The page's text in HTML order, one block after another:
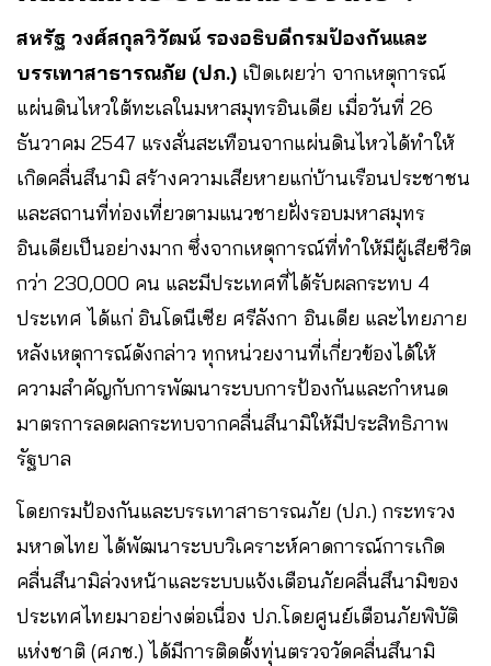
สหรัฐ วงศ์สกุลวิวัฒน์ รองอธิบดีกรมป้องกันและ
บรรเทาสาธารณภัย (ปภ.) เปิดเผยว่า จากเหตุการณ์
แผ่นดินไหวใต้ทะเลในมหาสมุทรอินเดีย เมื่อวันที่ 26
ธันวาคม 2547 แรงสั่นสะเทือนจากแผ่นดินไหวได้ทำให้
เกิดคลื่นสึนามิ สร้างความเสียหายแก่บ้านเรือนประชาชน
และสถานที่ท่องเที่ยวตามแนวชายฝั่งรอบมหาสมุทร
อินเดียเป็นอย่างมาก ซึ่งจากเหตุการณ์ที่ทำให้มีผู้เสียชีวิต
กว่า 230,000 คน และมีประเทศที่ได้รับผลกระทบ 4
ประเทศ ได้แก่ อินโดนีเซีย ศรีลังกา อินเดีย และไทยภาย
หลังเหตุการณ์ดังกล่าว ทุกหน่วยงานที่เกี่ยวข้องได้ให้
ความสำคัญกับการพัฒนาระบบการป้องกันและกำหนด
มาตรการลดผลกระทบจากคลื่นสึนามิให้มีประสิทธิภาพ
รัฐบาล
โดยกรมป้องกันและบรรเทาสาธารณภัย (ปภ.) กระทรวง
มหาดไทย ได้พัฒนาระบบวิเคราะห์คาดการณ์การเกิด
คลื่นสึนามิล่วงหน้าและระบบแจ้งเตือนภัยคลื่นสึนามิของ
ประเทศไทยมาอย่างต่อเนื่อง ปภ.โดยศูนย์เตือนภัยพิบัติ
แห่งชาติ (ศภช.) ได้มีการติดตั้งทุ่นตรวจวัดคลื่นสึนามิ